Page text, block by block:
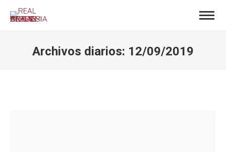
Archivos diarios: 12/09/2019